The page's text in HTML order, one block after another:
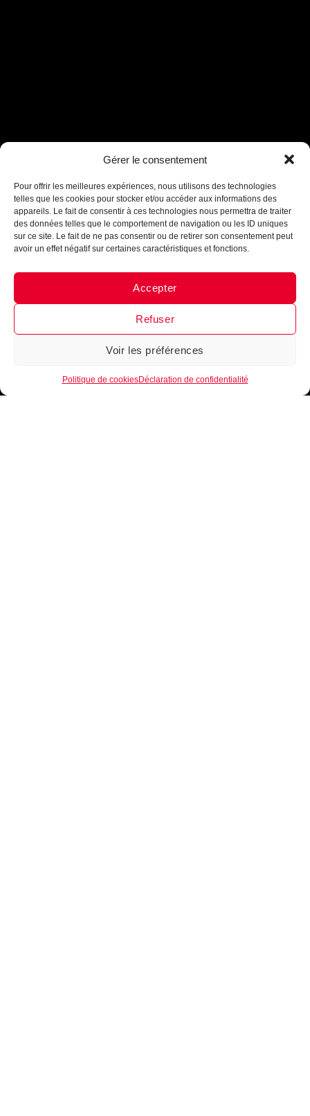
Gérer le consentement
Pour offrir les meilleures expériences, nous utilisons des technologies
telles que les cookies pour stocker et/ou accéder aux informations des
appareils. Le fait de consentir à ces technologies nous permettra de traiter
des données telles que le comportement de navigation ou les ID uniques
sur ce site. Le fait de ne pas consentir ou de retirer son consentement peut
avoir un effet négatif sur certaines caractéristiques et fonctions.
Accepter
Refuser
Voir les préférences
Politique de cookiesDéclaration de confidentialité
Messenger · Instagram